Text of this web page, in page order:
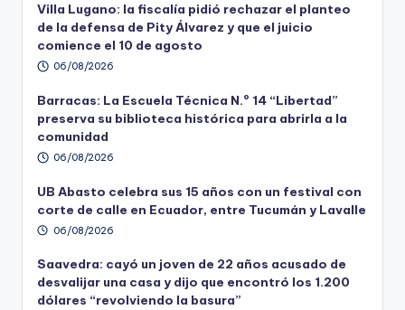
Villa Lugano: la fiscalía pidió rechazar el planteo
de la defensa de Pity Álvarez y que el juicio
comience el 10 de agosto
06/08/2026
Barracas: La Escuela Técnica N.º 14 “Libertad”
preserva su biblioteca histórica para abrirla a la
comunidad
06/08/2026
UB Abasto celebra sus 15 años con un festival con
corte de calle en Ecuador, entre Tucumán y Lavalle
06/08/2026
Saavedra: cayó un joven de 22 años acusado de
desvalijar una casa y dijo que encontró los 1.200
dólares “revolviendo la basura”